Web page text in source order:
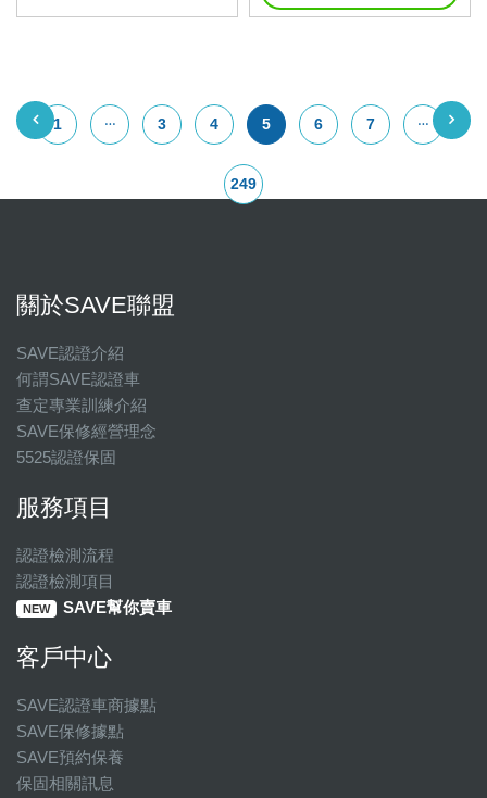
1 3 4 5 6 7
249
關於SAVE聯盟
SAVE認證介紹
何謂SAVE認證車
查定專業訓練介紹
SAVE保修經營理念
5525認證保固
服務項目
認證檢測流程
認證檢測項目
NEW SAVE幫你賣車
客戶中心
SAVE認證車商據點
SAVE保修據點
SAVE預約保養
保固相關訊息